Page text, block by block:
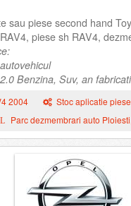
sau piese second hand
piese sh RAV4,
Benzina, Suv, an
2004 Stoc aplicatie
Parc dezmembrari auto